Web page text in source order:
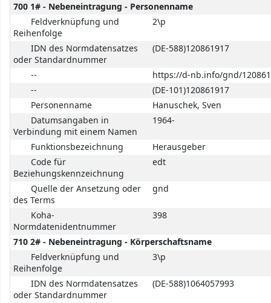
700 1# - Nebeneintragung - Personenname
Feldverknüpfung und
Reihenfolge
2\p
IDN des Normdatensatzes
oder Standardnummer
(DE-588)120861917
--
https://d-nb.info/gnd/
--
(DE-101)120861917
Personenname
Hanuschek, Sven
Datumsangaben in
Verbindung mit einem Namen
1964-
Funktionsbezeichnung
Herausgeber
Code für
Beziehungskennzeichnung
edt
Quelle der Ansetzung oder
des Terms
gnd
Koha-
Normdatenidentnummer
398
710 2# - Nebeneintragung - Körperschaftsname
Feldverknüpfung und
Reihenfolge
3\p
IDN des Normdatensatzes
oder Standardnummer
(DE-588)1064057993